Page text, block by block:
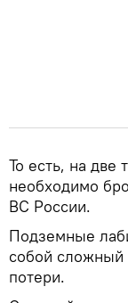
То есть, на две
необходимо
ВС России.
Подземные
собой
потери.